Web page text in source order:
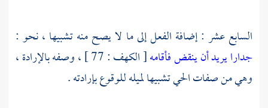
السابع عشر : إضافة الفعل إلى ما لا يصح منه تشبيها ، نحو :
جدارا يريد أن ينقض فأقامه
[ الكهف : 77 ] ، وصفه بالإرادة ،
وهي من صفات الحي تشبيها لميله للوقوع بإرادته .